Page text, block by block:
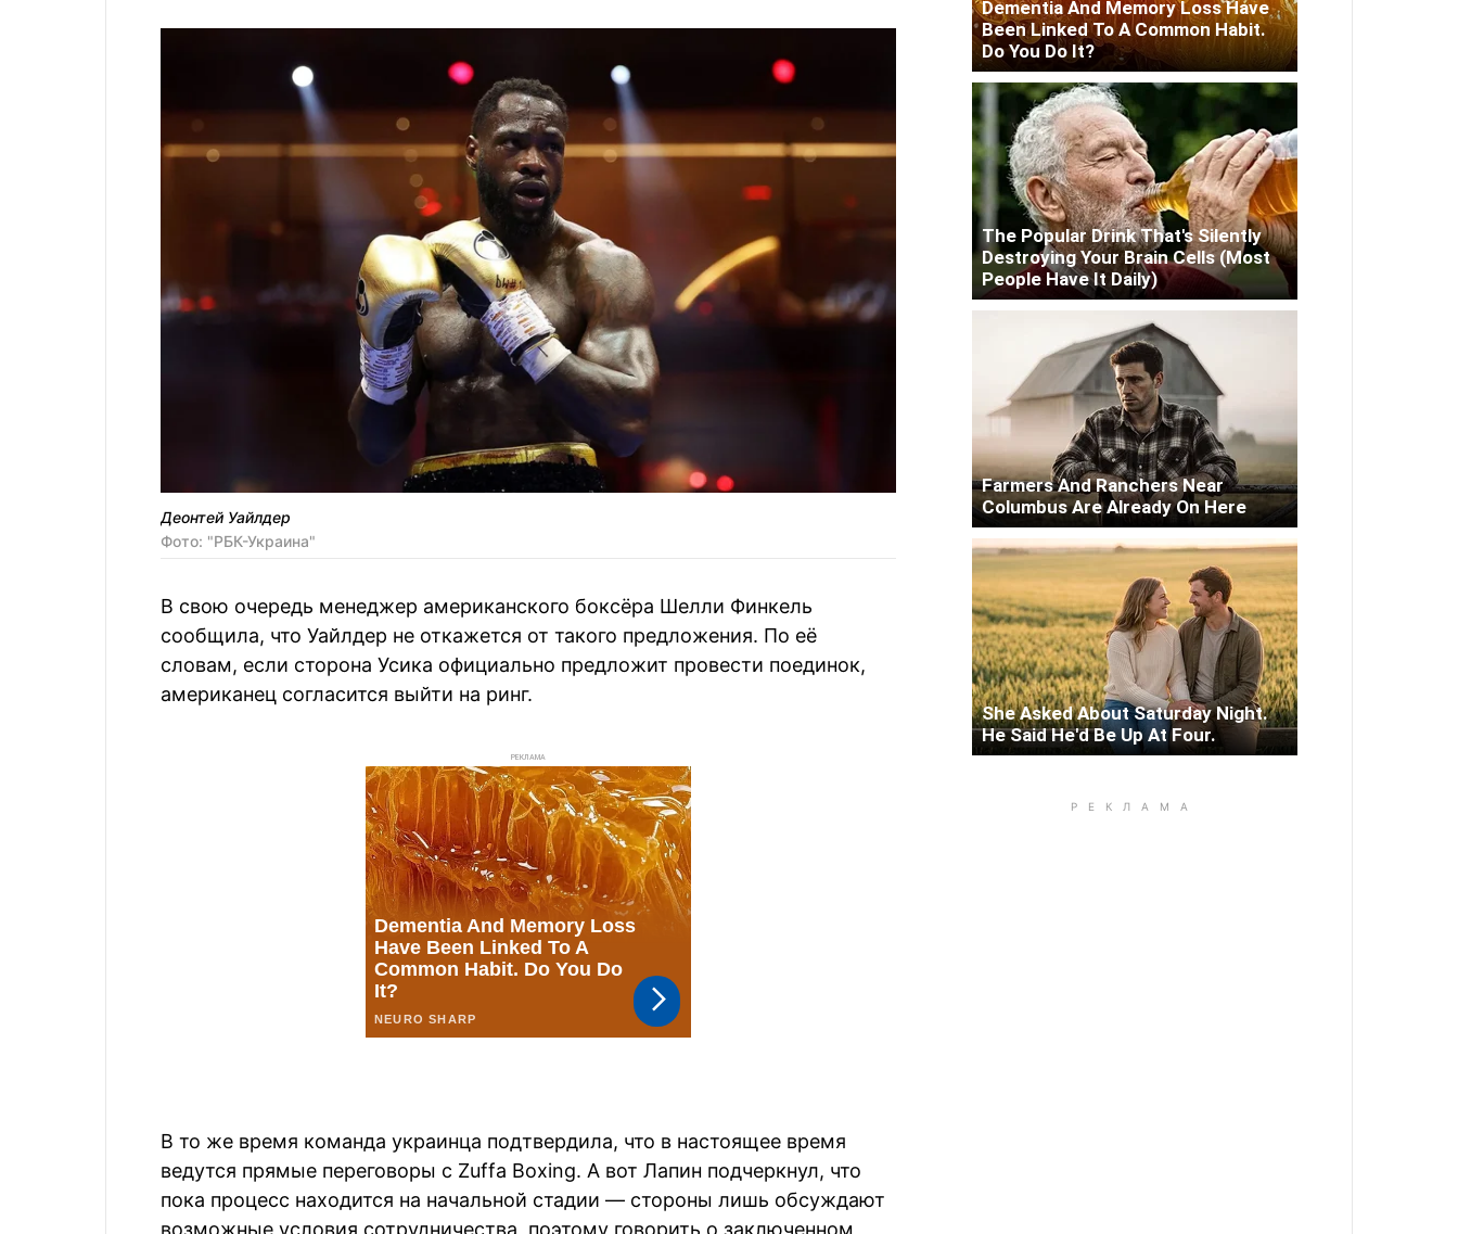
Деонтей Уайлдер
Фото: "РБК-Украина"
В свою очередь менеджер американского боксёра Шелли Финкель
сообщила, что Уайлдер не откажется от такого предложения. По её
словам, если сторона Усика официально предложит провести поединок,
американец согласится выйти на ринг.
РЕКЛАМА
В то же время команда украинца подтвердила, что в настоящее время
ведутся прямые переговоры с Zuffa Boxing. А вот Лапин подчеркнул, что
пока процесс находится на начальной стадии — стороны лишь обсуждают
возможные условия сотрудничества, поэтому говорить о заключенном